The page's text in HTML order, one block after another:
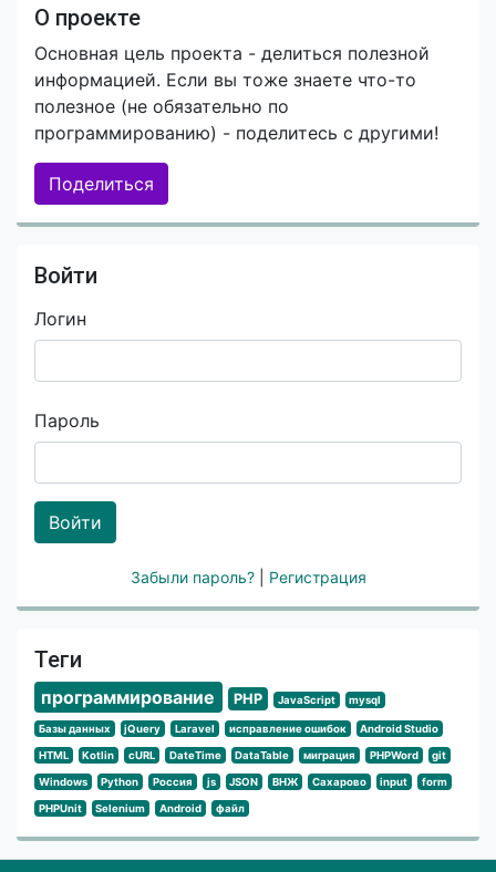
О проекте
Основная цель проекта - делиться полезной
информацией. Если вы тоже знаете что-то
полезное (не обязательно по
программированию) - поделитесь с другими!
Поделиться
Войти
Логин
Пароль
Войти
Забыли пароль? Регистрация
Теги
программирование PHP JavaScript mysql
Базы данных jQuery Laravel исправление ошибок Android Studio
HTML Kotlin cURL DateTime DataTable миграция PHPWord git
Windows Python Россия js JSON ВНЖ Сахарово input form
PHPUnit Selenium Android файл